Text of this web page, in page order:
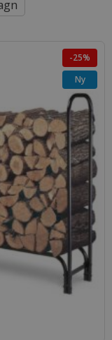
-25%
Ny